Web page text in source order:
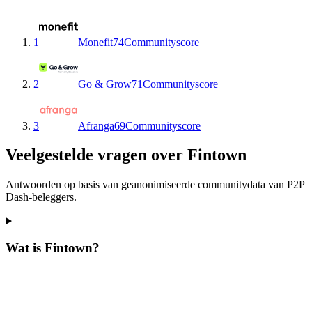
1 Monefit74Communityscore
2 Go & Grow71Communityscore
3 Afranga69Communityscore
Veelgestelde vragen over Fintown
Antwoorden op basis van geanonimiseerde communitydata van P2P
Dash-beleggers.
Wat is Fintown?